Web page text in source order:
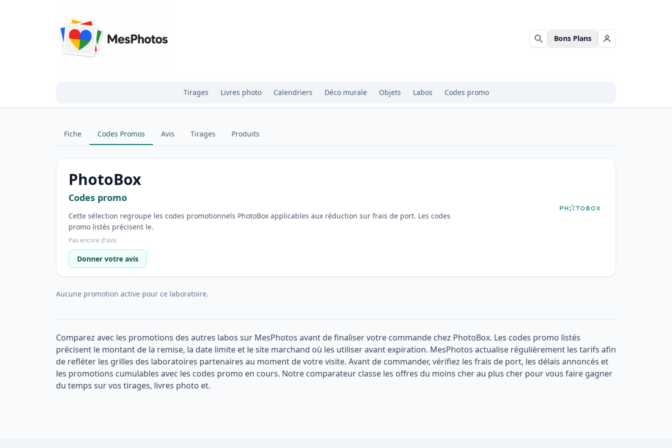
Rechercher
Bons Plans Se connecter
Tirages Livres photo Calendriers Déco murale Objets Labos Codes promo
Fiche Codes Promos Avis Tirages Produits
PhotoBox
Codes promo
Cette sélection regroupe les codes promotionnels PhotoBox applicables aux réduction sur frais de port. Les codes
promo listés précisent le.
Pas encore d'avis
Donner votre avis
Aucune promotion active pour ce laboratoire.
Comparez avec les promotions des autres labos sur MesPhotos avant de finaliser votre commande chez PhotoBox. Les codes promo listés
précisent le montant de la remise, la date limite et le site marchand où les utiliser avant expiration. MesPhotos actualise régulièrement les tarifs afin
de refléter les grilles des laboratoires partenaires au moment de votre visite. Avant de commander, vérifiez les frais de port, les délais annoncés et
les promotions cumulables avec les codes promo en cours. Notre comparateur classe les offres du moins cher au plus cher pour vous faire gagner
du temps sur vos tirages, livres photo et.